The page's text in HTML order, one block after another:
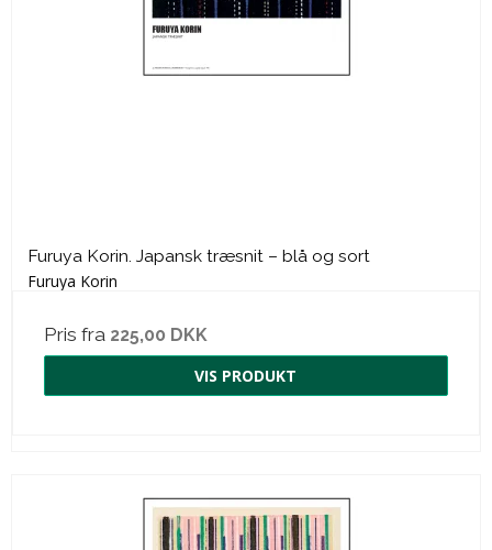
Furuya Korin. Japansk træsnit – blå og sort
Furuya Korin
Pris fra 225,00 DKK
VIS PRODUKT